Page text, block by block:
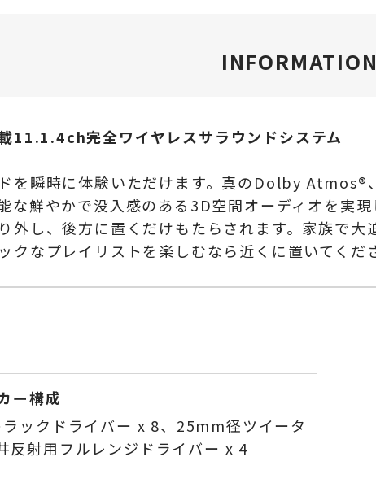
11.1.4ch完全ワイヤレスサラウンドシステム
を瞬時に体験いただけます。真のDolby
な鮮やかで没入感のある3D空間オーディオを実
外し、後方に置くだけもたらされます。家族で
クなプレイリストを楽しむなら近くに置いてくだ
ー構成
ックドライバー x 8、25mm径ツイータ
反射用フルレンジドライバー x 4